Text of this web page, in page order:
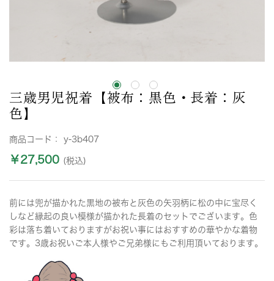
三歳男児祝着【被布：黒色・長着：灰
色】
商品コード： y-3b407
￥27,500 (税込)
前には兜が描かれた黒地の被布と灰色の矢羽柄に松の中に宝尽く
しなど縁起の良い模様が描かれた長着のセットでございます。色
彩は落ち着いておりますがお祝い事にはおすすめの華やかな着物
です。3歳お祝いご本人様やご兄弟様にもご利用頂いております。